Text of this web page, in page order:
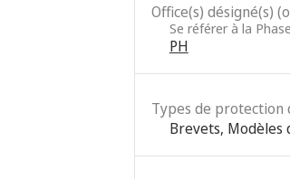
Office(s) désigné(s)
Se référer à la
PH
Types de protection
Brevets, Modèles